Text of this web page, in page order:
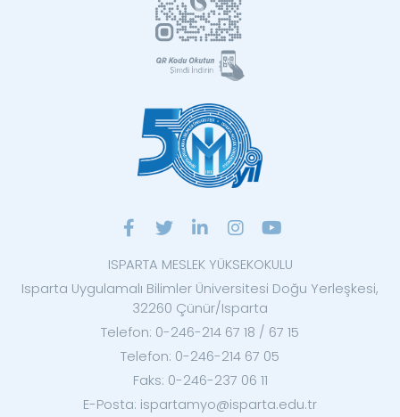
ISPARTA MESLEK YÜKSEKOKULU
Isparta Uygulamalı Bilimler Üniversitesi Doğu Yerleşkesi,
32260 Çünür/Isparta
Telefon: 0-246-214 67 18 / 67 15
Telefon: 0-246-214 67 05
Faks: 0-246-237 06 11
E-Posta: ispartamyo@isparta.edu.tr